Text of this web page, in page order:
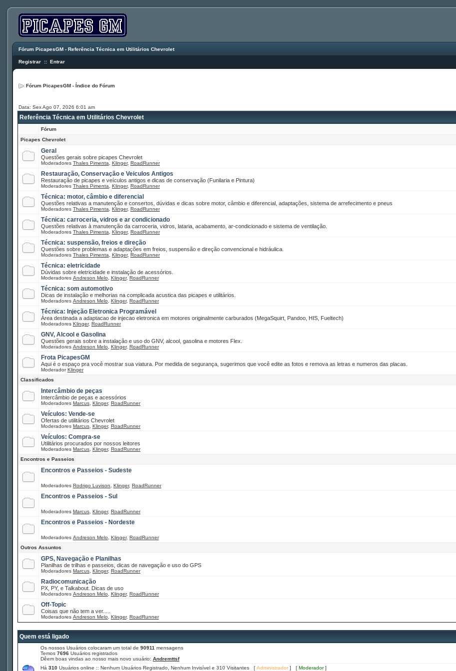
Fórum PicapesGM - Referência Técnica em Utilitários Chevrolet
Registrar :: Entrar
Fórum PicapesGM - Índice do Fórum
Data: Sex Ago 07, 2026 6:01 am
Referência Técnica em Utilitários Chevrolet
Fórum
Picapes Chevrolet
Geral
Questões gerais sobre picapes Chevrolet
Moderadores Thales Pimenta Klinger, RoadRunner
Restauração, Conservação e Veiculos Antigos
Restauração de picapes e veículos antigos e dicas de conservação (Funilaria e Pintura)
Moderadores Thales Pimenta Klinger, RoadRunner
Técnica: motor, câmbio e diferencial
Questões relativas a manutenção e consertos, dúvidas e dicas sobre motor, câmbio e diferencial, adaptações, sistema de arrefecimento e pneus
Moderadores Thales Pimenta Klinger, RoadRunner
Técnica: carroceria, vidros e ar condicionado
Questões relativas à manutenção da carroceria, vidros, lataria, acabamento, ar-condicionado e sistema de ventilação.
Moderadores Thales Pimenta Klinger, RoadRunner
Técnica: suspensão, freios e direção
Questões sobre problemas e adaptações em freios, suspensão e direção convencional e hidráulica.
Moderadores Thales Pimenta Klinger, RoadRunner
Técnica: eletricidade
Dúvidas sobre eletricidade e instalação de acessórios.
Moderadores Andreson Melo Klinger, RoadRunner
Técnica: som automotivo
Dicas de instalação e melhorias na complicada acustica das picapes e utilitários.
Moderadores Andreson Melo Klinger, RoadRunner
Técnica: Injeção Eletronica Programável
Área destinada a adaptacao de injecao eletronica em motores originalmente carburados (MegaSquirt, Pandoo, HIS, Fueltech)
Moderadores Klinger, RoadRunner
GNV, Alcool e Gasolina
Questões gerais sobre a instalação e uso do GNV, alcool, gasolina e motores Flex.
Moderadores Andreson Melo Klinger, RoadRunner
Frota PicapesGM
Aqui é o espaço pra você mostrar sua viatura. Por medida de segurança, sugerimos que você edite as fotos e remova as letras e numeros das placas.
ModeradorKlinger
Classificados
Intercâmbio de peças
Intercâmbio de peças e acessórios
Moderadores Marcus Klinger, RoadRunner
Veículos: Vende-se
Ofertas de utilitários Chevrolet
Moderadores Marcus Klinger, RoadRunner
Veículos: Compra-se
Utilitários procurados por nossos leitores
Moderadores Marcus Klinger, RoadRunner
Encontros e Passeios
Encontros e Passeios - Sudeste
Moderadores Rodrigo Luvison Klinger, RoadRunner
Encontros e Passeios - Sul
Moderadores Marcus Klinger, RoadRunner
Encontros e Passeios - Nordeste
Moderadores Andreson Melo Klinger, RoadRunner
Outros Assuntos
GPS, Navegação e Planilhas
Planilhas de trilhas e passeios, dicas de navegação e uso do GPS
Moderadores Marcus Klinger, RoadRunner
Radiocomunicação
PX, PY, e Talkabout. Dicas de uso
Moderadores Andreson Melo Klinger, RoadRunner
Off-Topic
Coisas que não tem a ver.....
Moderadores Andreson Melo Klinger, RoadRunner
Quem está ligado
Os nossos Usuários colocaram um total de 90911 mensagens
Temos 7696 Usuários registrados
Dêem boas vindas ao nosso mais novo usuário: Andremttsf
Há 310 Usuários online :: Nenhum Usuários Registrado, Nenhum Invisível e 310 Visitantes [ Administrador] [ Moderador]